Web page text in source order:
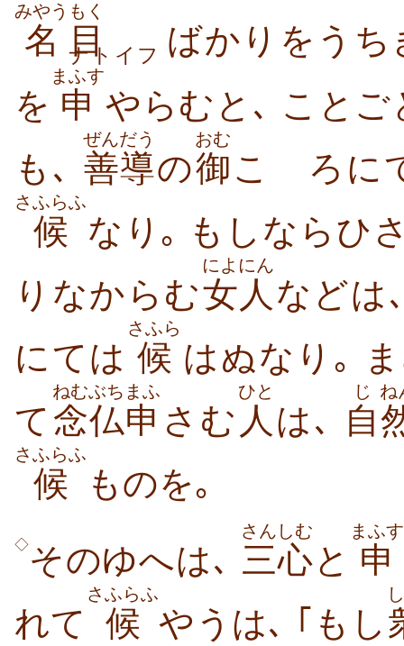
名
みやう
目
もく
ナトイフ ばかりをう
を 申
まふす
やらむと､ こと
も､ 善導
ぜんだう
の御
おむ
こゝろに
候
さふらふ
なり｡ もしならひ
りなからむ女人
によにん
などは
にては 候
さふら
はぬなり｡
て 念仏
ねむぶち
申
まふ
さむ 人
ひと
は､ 自
じ ね
候
さふらふ
ものを｡
◇そのゆへは､ 三心
さんしむ
と 申
まふす
れて 候
さふらふ
やうは､ ｢もし